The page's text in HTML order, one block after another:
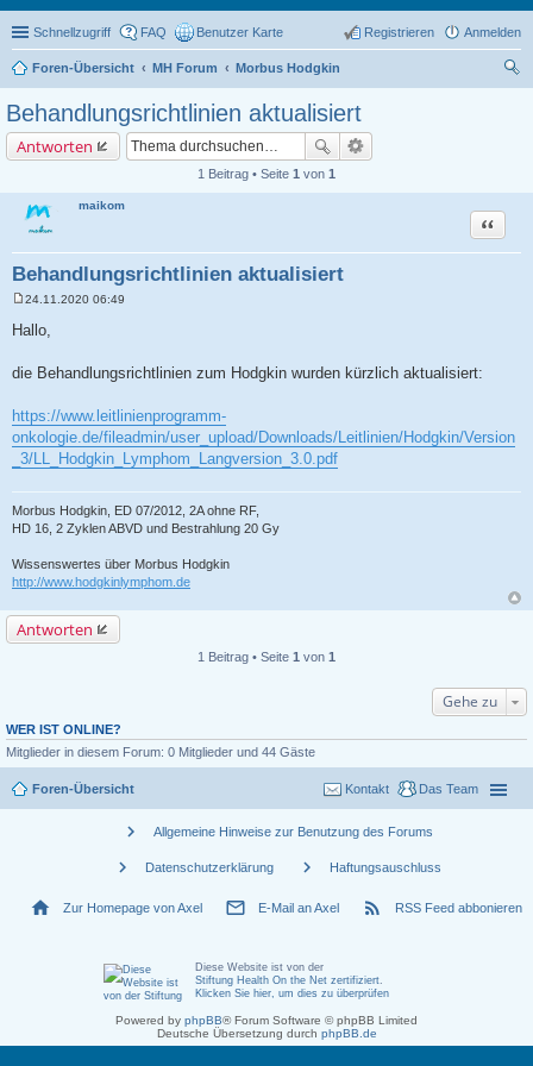
Schnellzugriff FAQ Benutzer Karte Anmelden
Registrieren
Foren-Übersicht MH Forum
Morbus Hodgkin
Behandlungsrichtlinien aktualisiert
Antworten
1 Beitrag • Seite 1 von 1
maikom
Behandlungsrichtlinien aktualisiert
Zitat
e
i
a
24.11.2020 06:49
Hallo,
die Behandlungsrichtlinien zum Hodgkin wurden kürzlich aktualisiert:
https://www.leitlinienprogramm-
onkologie.de/fileadmin/user_upload/Downloads/Leitlinien/Hodgkin/Version
_3/LL_Hodgkin_Lymphom_Langversion_3.0.pdf
Morbus Hodgkin, ED 07/2012, 2A ohne RF,
HD 16, 2 Zyklen ABVD und Bestrahlung 20 Gy
Wissenswertes über Morbus Hodgkin
http://www.hodgkinlymphom.de
Antworten
1 Beitrag • Seite 1 von 1
Gehe zu
WER IST ONLINE?
Mitglieder in diesem Forum: 0 Mitglieder und 44 Gäste
Foren-Übersicht Das Team
Kontakt
chevron_right Allgemeine Hinweise zur Benutzung des Forums
chevron_right Datenschutzerklärung chevron_right Haftungsauschluss
home Zur Homepage von Axel mail_outline E-Mail an Axel rss_feed RSS Feed abbonieren
Diese Website ist von der
Stiftung Health On the Net zertifiziert
Klicken Sie hier, um dies zu überprüfen
Powered by phpBB® Forum Software © phpBB Limited
Deutsche Übersetzung durch phpBB.de